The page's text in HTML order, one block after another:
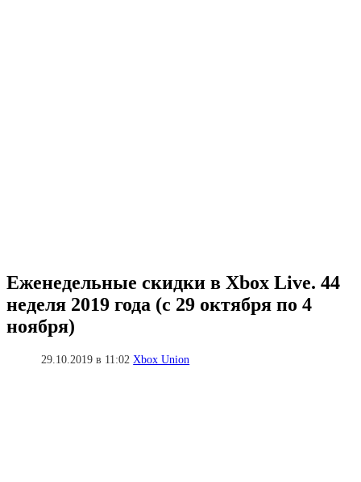
Еженедельные скидки в Xbox Live. 44
неделя 2019 года (с 29 октября по 4
ноября)
29.10.2019 в 11:02Xbox Union